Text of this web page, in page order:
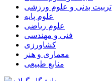
تربیت بدنی و علوم ورزشی
علوم پایه
علوم ریاضی
فنی و مهندسی
کشاورزی
معماری و هنر
منابع طبیعی